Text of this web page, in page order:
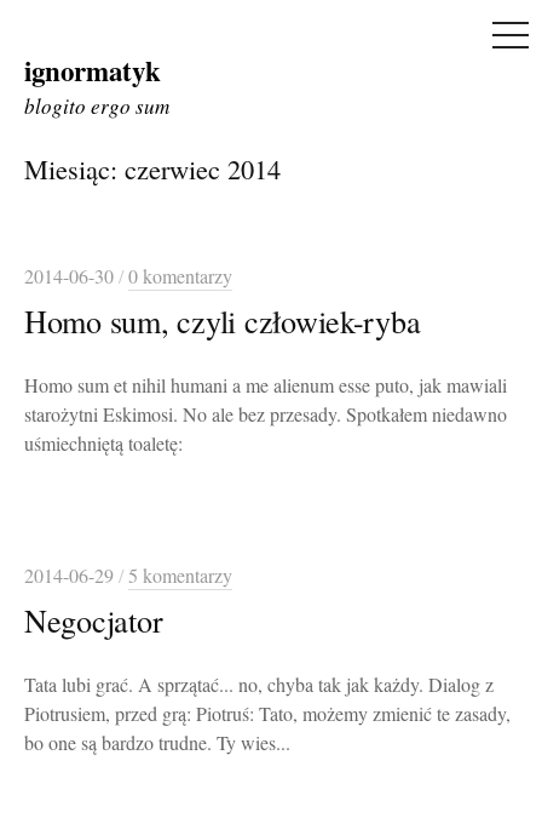
Skip
to
ignormatyk
blogito ergo sum
Miesiąc: czerwiec 2014
2014-06-30/0 komentarzy
Homo sum, czyli człowiek-ryba
Homo sum et nihil humani a me alienum esse puto, jak mawiali
starożytni Eskimosi. No ale bez przesady. Spotkałem niedawno
uśmiechniętą toaletę:
2014-06-29/5 komentarzy
Negocjator
Tata lubi grać. A sprzątać... no, chyba tak jak każdy. Dialog z
Piotrusiem, przed grą: Piotruś: Tato, możemy zmienić te zasady,
bo one są bardzo trudne. Ty wies...